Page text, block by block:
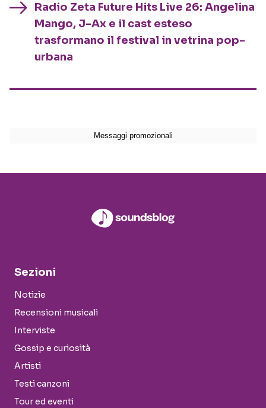
Radio Zeta Future Hits Live 26: Angelina
Mango, J-Ax e il cast esteso
trasformano il festival in vetrina pop-
urbana
Sezioni
Notizie
Recensioni musicali
Interviste
Gossip e curiosità
Artisti
Testi canzoni
Tour ed eventi